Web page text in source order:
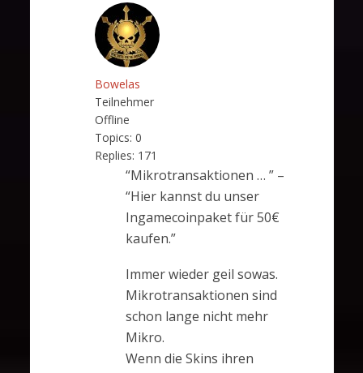
Bowelas
Teilnehmer
Offline
Topics: 0
Replies: 171
“Mikrotransaktionen … ” –
“Hier kannst du unser
Ingamecoinpaket für 50€
kaufen.”
Immer wieder geil sowas.
Mikrotransaktionen sind
schon lange nicht mehr
Mikro.
Wenn die Skins ihren